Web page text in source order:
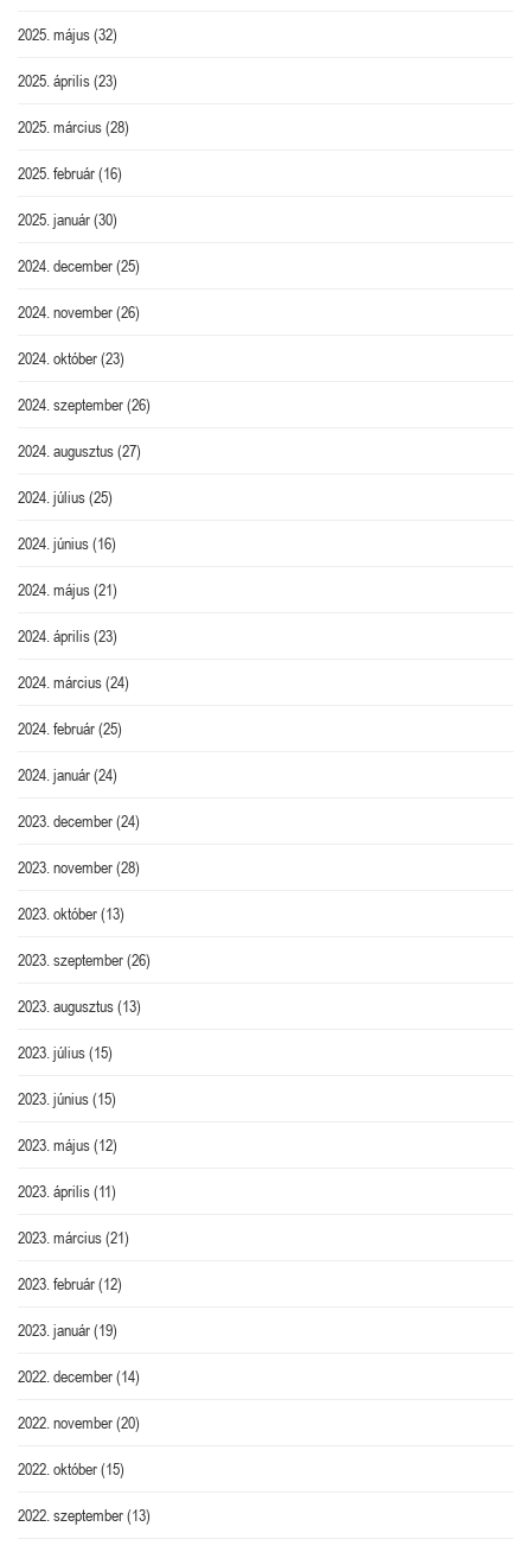
2025. május(32)
2025. április(23)
2025. március(28)
2025. február(16)
2025. január(30)
2024. december(25)
2024. november(26)
2024. október(23)
2024. szeptember(26)
2024. augusztus(27)
2024. július(25)
2024. június(16)
2024. május(21)
2024. április(23)
2024. március(24)
2024. február(25)
2024. január(24)
2023. december(24)
2023. november(28)
2023. október(13)
2023. szeptember(26)
2023. augusztus(13)
2023. július(15)
2023. június(15)
2023. május(12)
2023. április(11)
2023. március(21)
2023. február(12)
2023. január(19)
2022. december(14)
2022. november(20)
2022. október(15)
2022. szeptember(13)